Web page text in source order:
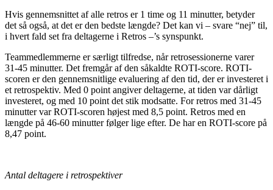
Hvis gennemsnittet af alle retros er 1 time og 11 minutter, betyder
det så også, at det er den bedste længde? Det kan vi – svare “nej” til,
i hvert fald set fra deltagerne i Retros –’s synspunkt.
Teammedlemmerne er særligt tilfredse, når retrosessionerne varer
31-45 minutter. Det fremgår af den såkaldte ROTI-score. ROTI-
scoren er den gennemsnitlige evaluering af den tid, der er investeret i
et retrospektiv. Med 0 point angiver deltagerne, at tiden var dårligt
investeret, og med 10 point det stik modsatte. For retros med 31-45
minutter var ROTI-scoren højest med 8,5 point. Retros med en
længde på 46-60 minutter følger lige efter. De har en ROTI-score på
8,47 point.
Antal deltagere i retrospektiver